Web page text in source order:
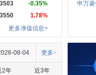
-0.35%
1.78%
更多净值信息>
申万
更多>
08-04
2年
近3年